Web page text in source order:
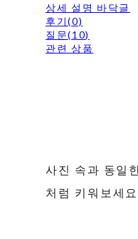
상세 설명 바닥글
후기(0)
질문(10)
관련 상품
사진 속과 동일
처럼 키워보세요.